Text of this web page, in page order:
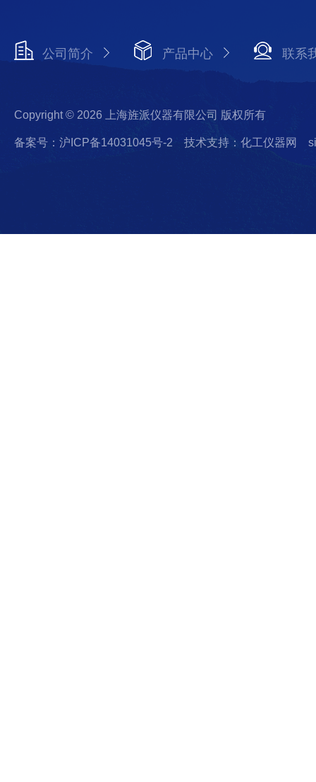
公司简介 产品中心 联系
Copyright © 2026 上海旌派仪器有限公司 版权所有
备案号：沪ICP备14031045号-2 技术支持：化工仪器网